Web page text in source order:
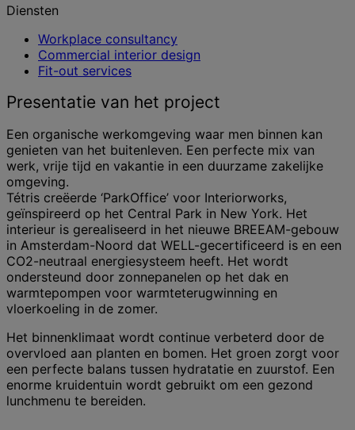
Diensten
Workplace consultancy
Commercial interior design
Fit-out services
Presentatie van het project
Een organische werkomgeving waar men binnen kan
genieten van het buitenleven. Een perfecte mix van
werk, vrije tijd en vakantie in een duurzame zakelijke
omgeving.
Tétris creëerde ‘ParkOffice’ voor Interiorworks,
geïnspireerd op het Central Park in New York. Het
interieur is gerealiseerd in het nieuwe BREEAM-gebouw
in Amsterdam-Noord dat WELL-gecertificeerd is en een
CO2-neutraal energiesysteem heeft. Het wordt
ondersteund door zonnepanelen op het dak en
warmtepompen voor warmteterugwinning en
vloerkoeling in de zomer.
Het binnenklimaat wordt continue verbeterd door de
overvloed aan planten en bomen. Het groen zorgt voor
een perfecte balans tussen hydratatie en zuurstof. Een
enorme kruidentuin wordt gebruikt om een ​​gezond
lunchmenu te bereiden.